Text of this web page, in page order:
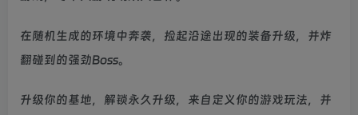
在随机生成的环境中奔袭，捡起沿途出现的装备升级，并炸
翻碰到的强劲Boss。
升级你的基地，解锁永久升级，来自定义你的游戏玩法，并